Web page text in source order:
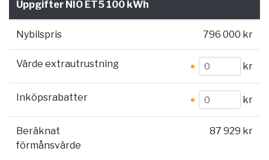
Uppgifter NIO ET5 100 kWh
Nybilspris 796 000 kr
Värde extrautrustning kr
Inköpsrabatter kr
Beräknat
förmånsvärde
87 929 kr